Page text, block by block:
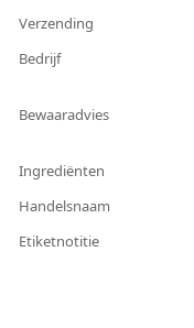
Verzending
Bedrijf
Bewaaradvies
Ingrediënten
Handelsnaam
Etiketnotitie